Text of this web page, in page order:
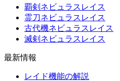
覇剣ネビュラスレイス
霊刀ネビュラスレイス
古代機ネビュラスレイス
滅剣ネビュラスレイス
最新情報
レイド機能の解説